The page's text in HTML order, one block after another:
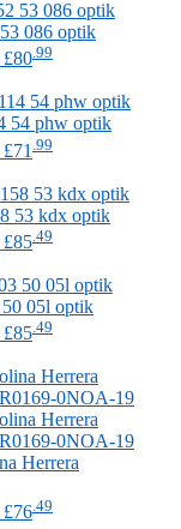
086 optik
.99
54 phw optik
.99
53 kdx optik
.49
05l optik
.49
Herrera
.49